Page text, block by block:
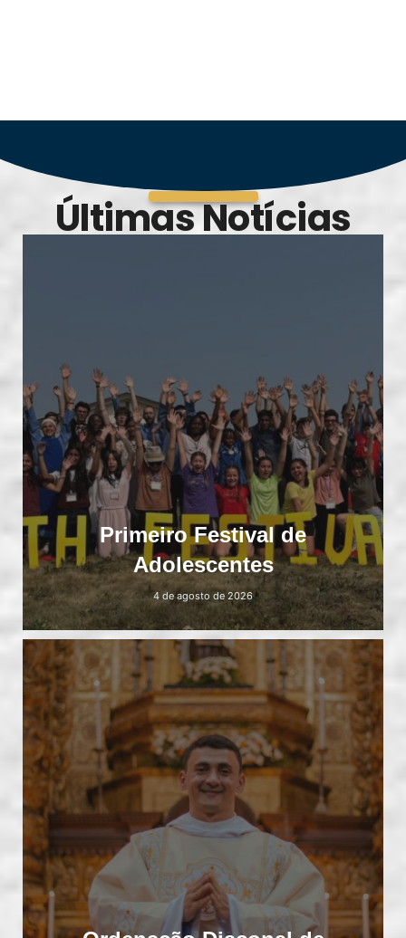
Últimas Notícias
Primeiro Festival de
Adolescentes
4 de agosto de 2026